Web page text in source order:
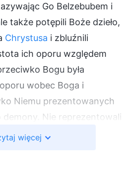
Go Belzebubem i
także potępili Boże dzieło,
Chrystusa i zbluźnili
ich oporu względem
Bogu była
wobec Boga i
Niemu prezentowanych
demony. Nie reprezentowali
lecz znacznie gorzej
więcej